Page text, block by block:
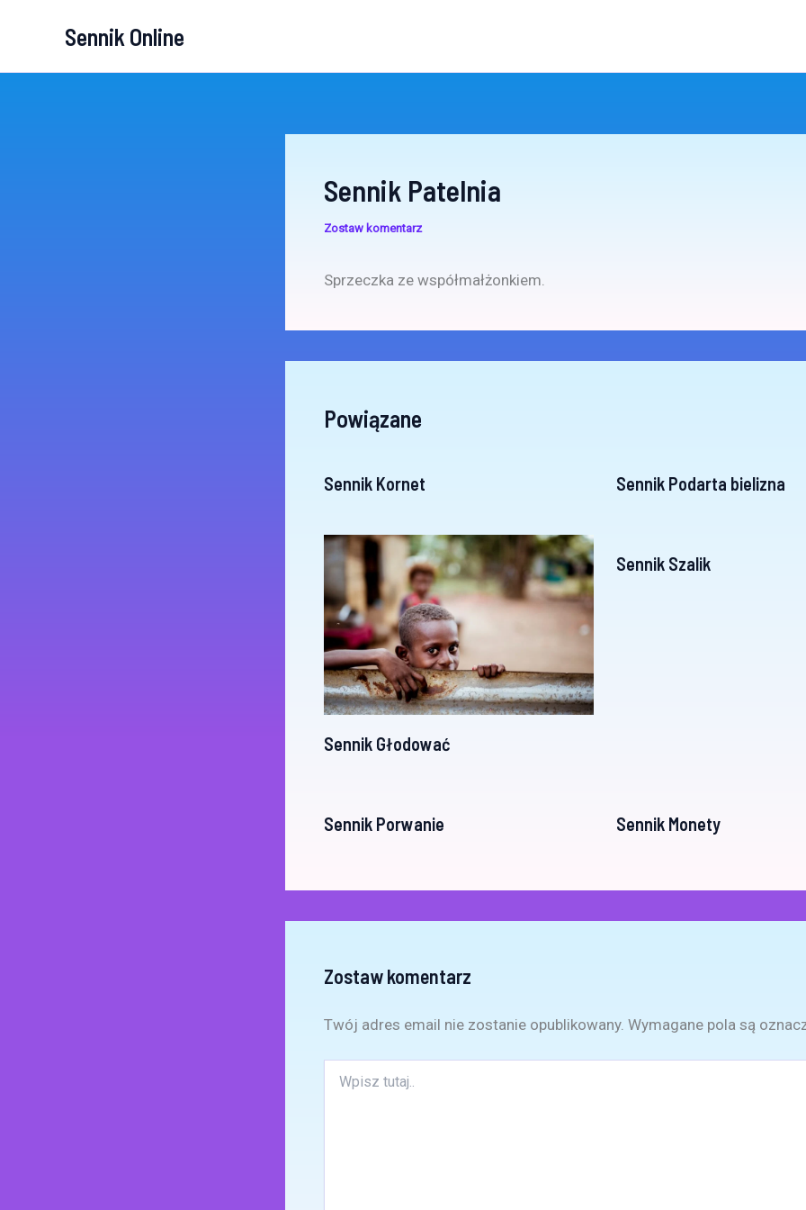
Sennik Online
Sennik Patelnia
Zostaw komentarz
Sprzeczka ze współmałżonkiem.
Powiązane
Sennik Kornet Sennik Podarta bielizna
Sennik Głodować
Sennik Szalik
Sennik Porwanie Sennik Monety
Zostaw komentarz
Twój adres email nie zostanie opublikowany. Wymagane pola są
tutaj..